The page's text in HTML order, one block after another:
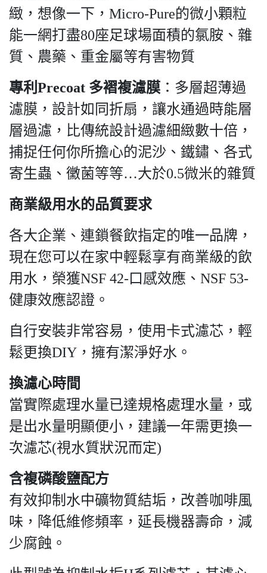
緻，想像一下，Micro-Pure的微小顆粒
能一網打盡80座足球場面積的氯胺、雜
質、農藥、重金屬等有害物質
專利Precoat 多褶複濾膜 ：多層超薄過
濾膜，設計如同折扇，讓水通過時能層
層過濾，比傳統設計過濾細緻數十倍，
捕捉任何你所擔心的泥沙、鐵鏽、各式
寄生蟲、黴菌等等…大於0.5微米的雜質
商業級用水的品質要求
各大企業、連鎖餐飲指定的唯一品牌，
現在您可以在家中輕鬆享有商業級的飲
用水，榮獲NSF 42-口感效應、NSF 53-
健康效應認證。
自行安裝非常容易，使用卡式濾芯，輕
鬆更換DIY，擁有潔淨好水。
換濾心時間
當實際處理水量已達規格處理水量，或
是出水量明顯便小，建議一年需更換一
次濾芯(視水質狀況而定)
含複磷酸鹽配方
有效抑制水中礦物質結垢，改善咖啡風
味，降低維修頻率，延長機器壽命，減
少腐蝕。